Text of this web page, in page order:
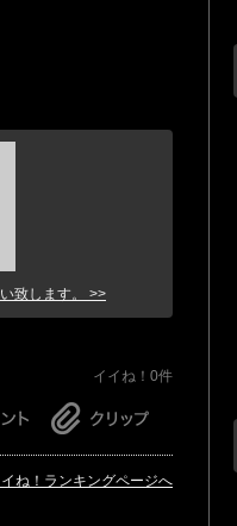
致します。 >>
イイね！0件
ね！ランキングページへ